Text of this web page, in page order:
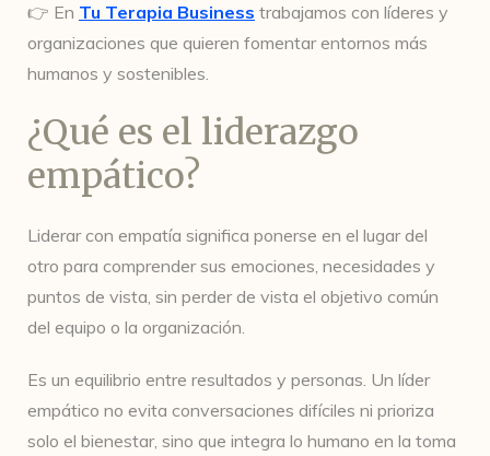
👉 En Tu Terapia Business trabajamos con líderes y
organizaciones que quieren fomentar entornos más
humanos y sostenibles.
¿Qué es el liderazgo
empático?
Liderar con empatía significa ponerse en el lugar del
otro para comprender sus emociones, necesidades y
puntos de vista, sin perder de vista el objetivo común
del equipo o la organización.
Es un equilibrio entre resultados y personas. Un líder
empático no evita conversaciones difíciles ni prioriza
solo el bienestar, sino que integra lo humano en la toma